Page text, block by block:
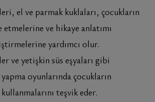
el ve parmak kuklaları, çocukların
ve hikaye anlatımı
yardımcı olur.
ve yetişkin süs eşyaları gibi
oyunlarında çocukların
kullanmalarını teşvik eder.